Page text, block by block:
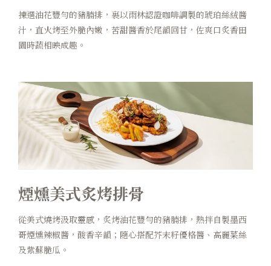
揀選油花豐勻的豬腩排，裹以雨林認證咖啡調製的琥珀絲絨醬
汁，直火烤至外脆內嫩，苦甜醬香於尾韻回甘，佐爽口炙香田
園時蔬相映成趣。
煙燻美式炙烤排骨
從美式燒烤汲取靈感，炙烤油花豐勻的豬腩排，熱拌自製墨西
哥煙燻辣椒醬，酸香辛韻；隨心搭配芥末籽優格醬、高麗菜絲
及紫蘇脆瓜。